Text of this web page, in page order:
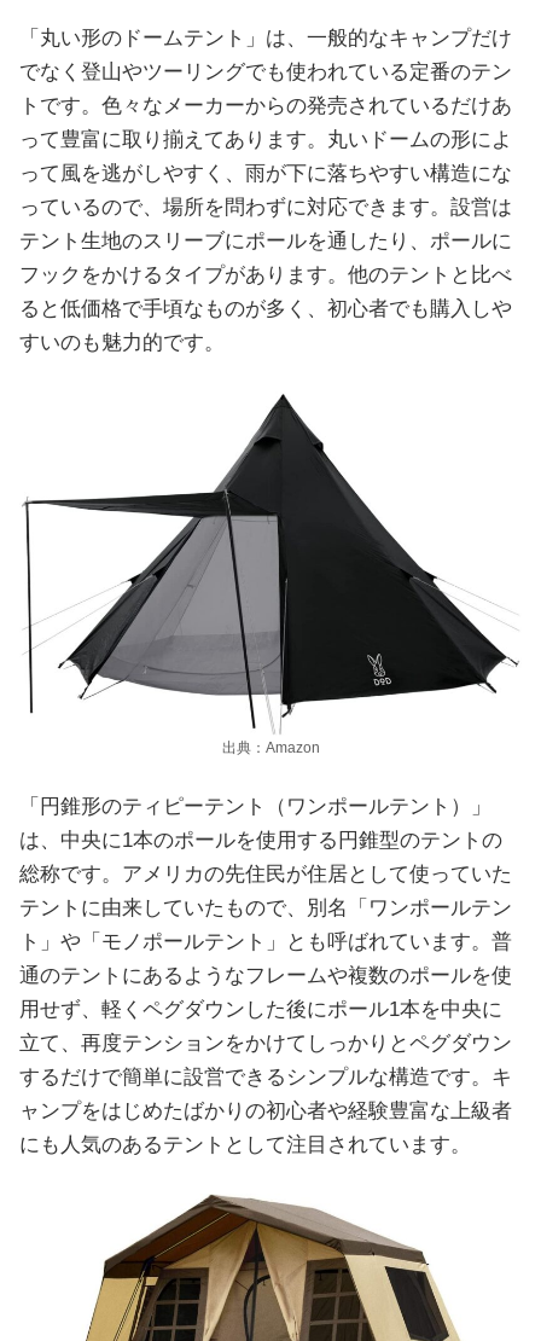
「丸い形のドームテント」は、一般的なキャンプだけ
でなく登山やツーリングでも使われている定番のテン
トです。色々なメーカーからの発売されているだけあ
って豊富に取り揃えてあります。丸いドームの形によ
って風を逃がしやすく、雨が下に落ちやすい構造にな
っているので、場所を問わずに対応できます。設営は
テント生地のスリーブにポールを通したり、ポールに
フックをかけるタイプがあります。他のテントと比べ
ると低価格で手頃なものが多く、初心者でも購入しや
すいのも魅力的です。
出典：Amazon
「円錐形のティピーテント（ワンポールテント）」
は、中央に1本のポールを使用する円錐型のテントの
総称です。アメリカの先住民が住居として使っていた
テントに由来していたもので、別名「ワンポールテン
ト」や「モノポールテント」とも呼ばれています。普
通のテントにあるようなフレームや複数のポールを使
用せず、軽くペグダウンした後にポール1本を中央に
立て、再度テンションをかけてしっかりとペグダウン
するだけで簡単に設営できるシンプルな構造です。キ
ャンプをはじめたばかりの初心者や経験豊富な上級者
にも人気のあるテントとして注目されています。